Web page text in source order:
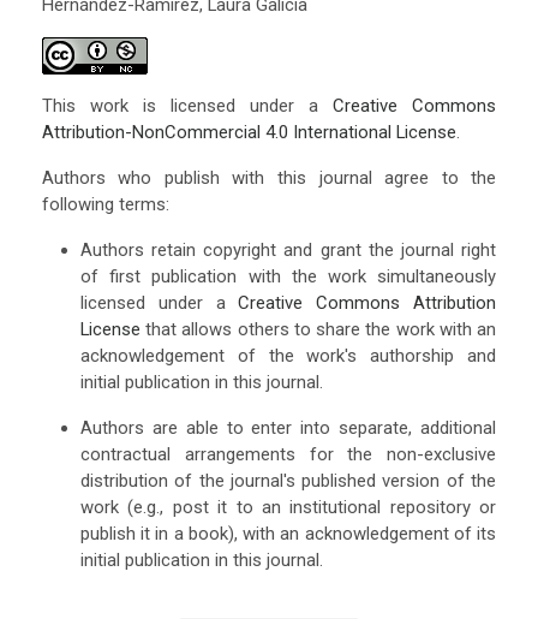
Hernández-Ramírez, Laura Galicia
This work is licensed under aCreative Commons
Attribution-NonCommercial 4.0 International License.
Authors who publish with this journal agree to the
following terms:
Authors retain copyright and grant the journal right
of first publication with the work simultaneously
licensed under aCreative Commons Attribution
License that allows others to share the work with an
acknowledgement of the work's authorship and
initial publication in this journal.
Authors are able to enter into separate, additional
contractual arrangements for the non-exclusive
distribution of the journal's published version of the
work (e.g., post it to an institutional repository or
publish it in a book), with an acknowledgement of its
initial publication in this journal.